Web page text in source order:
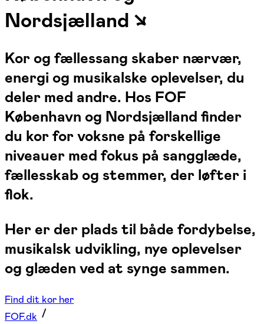
Nordsjælland ↘
Kor og fællessang skaber nærvær,
energi og musikalske oplevelser, du
deler med andre. Hos FOF
København og Nordsjælland finder
du kor for voksne på forskellige
niveauer med fokus på sangglæde,
fællesskab og stemmer, der løfter i
flok.
Her er der plads til både fordybelse,
musikalsk udvikling, nye oplevelser
og glæden ved at synge sammen.
Find dit kor her
FOF.dk